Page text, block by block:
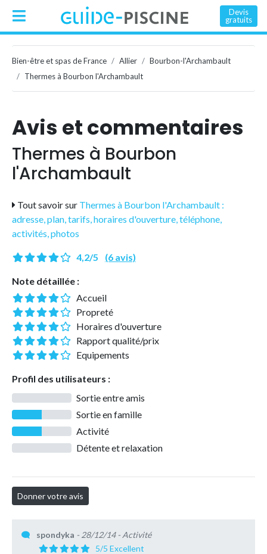
Devis
gratuits
Bien-être et spas de France Allier
Bourbon-l'Archambault
Thermes à Bourbon l'Archambault
Avis et commentaires
Thermes à Bourbon
l'Archambault
Tout savoir sur Thermes à Bourbon l'Archambault :
adresse, plan, tarifs, horaires d'ouverture, téléphone,
activités, photos
4,2/5 (6 avis)
Note détaillée :
Accueil
Propreté
Horaires d'ouverture
Rapport qualité/prix
Equipements
Profil des utilisateurs :
Sortie entre amis
Sortie en famille
Activité
Détente et relaxation
spondyka - 28/12/14- Activité
5/5 Excellent